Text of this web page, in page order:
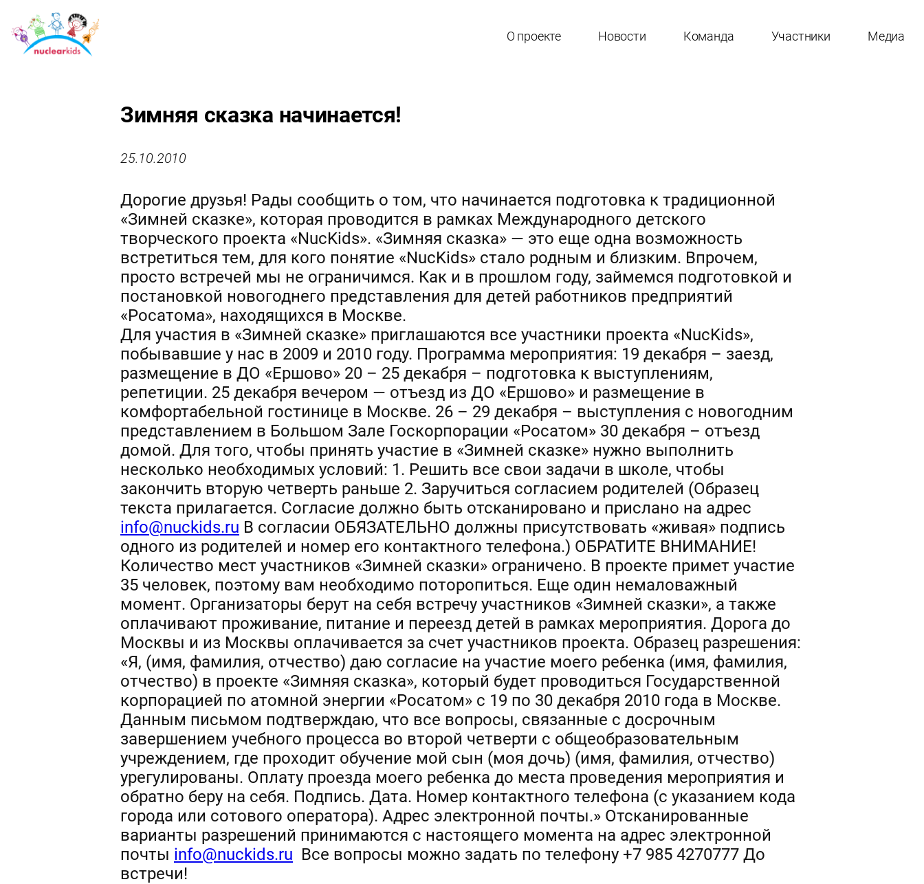
О проекте Новости Команда Участники Медиа
Зимняя сказка начинается!
25.10.2010
Дорогие друзья! Рады сообщить о том, что начинается подготовка к традиционной
«Зимней сказке», которая проводится в рамках Международного детского
творческого проекта «NucKids». «Зимняя сказка» — это еще одна возможность
встретиться тем, для кого понятие «NucKids» стало родным и близким. Впрочем,
просто встречей мы не ограничимся. Как и в прошлом году, займемся подготовкой и
постановкой новогоднего представления для детей работников предприятий
«Росатома», находящихся в Москве.
Для участия в «Зимней сказке» приглашаются все участники проекта «NucKids»,
побывавшие у нас в 2009 и 2010 году. Программа мероприятия: 19 декабря – заезд,
размещение в ДО «Ершово» 20 – 25 декабря – подготовка к выступлениям,
репетиции. 25 декабря вечером — отъезд из ДО «Ершово» и размещение в
комфортабельной гостинице в Москве. 26 – 29 декабря – выступления с новогодним
представлением в Большом Зале Госкорпорации «Росатом» 30 декабря – отъезд
домой. Для того, чтобы принять участие в «Зимней сказке» нужно выполнить
несколько необходимых условий: 1. Решить все свои задачи в школе, чтобы
закончить вторую четверть раньше 2. Заручиться согласием родителей (Образец
текста прилагается. Согласие должно быть отсканировано и прислано на адрес
info@nuckids.ru В согласии ОБЯЗАТЕЛЬНО должны присутствовать «живая» подпись
одного из родителей и номер его контактного телефона.) ОБРАТИТЕ ВНИМАНИЕ!
Количество мест участников «Зимней сказки» ограничено. В проекте примет участие
35 человек, поэтому вам необходимо поторопиться. Еще один немаловажный
момент. Организаторы берут на себя встречу участников «Зимней сказки», а также
оплачивают проживание, питание и переезд детей в рамках мероприятия. Дорога до
Москвы и из Москвы оплачивается за счет участников проекта. Образец разрешения:
«Я, (имя, фамилия, отчество) даю согласие на участие моего ребенка (имя, фамилия,
отчество) в проекте «Зимняя сказка», который будет проводиться Государственной
корпорацией по атомной энергии «Росатом» с 19 по 30 декабря 2010 года в Москве.
Данным письмом подтверждаю, что все вопросы, связанные с досрочным
завершением учебного процесса во второй четверти с общеобразовательным
учреждением, где проходит обучение мой сын (моя дочь) (имя, фамилия, отчество)
урегулированы. Оплату проезда моего ребенка до места проведения мероприятия и
обратно беру на себя. Подпись. Дата. Номер контактного телефона (с указанием кода
города или сотового оператора). Адрес электронной почты.» Отсканированные
варианты разрешений принимаются с настоящего момента на адрес электронной
почты info@nuckids.ru Все вопросы можно задать по телефону +7 985 4270777 До
встречи!